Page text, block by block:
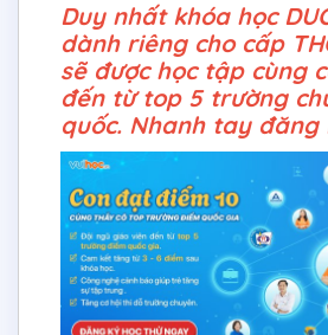
Duy nhất khóa học
dành riêng cho cấp
sẽ được học tập cùng
đến từ top 5 trường
quốc. Nhanh tay đăng